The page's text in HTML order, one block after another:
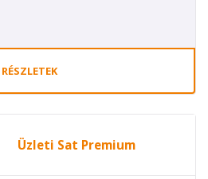
RÉSZLETEK
Üzleti Sat Premium